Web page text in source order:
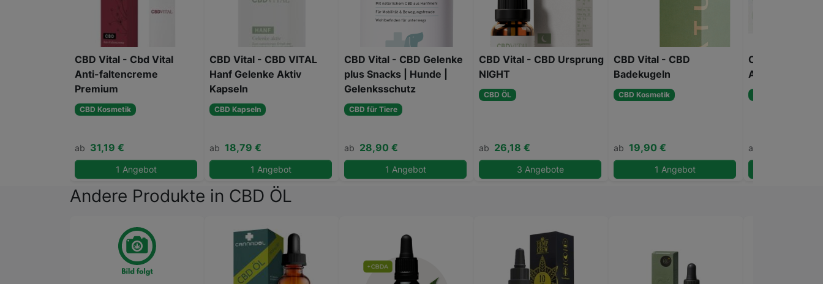
CBD Vital - Cbd Vital
Anti-faltencreme
Premium
CBD Kosmetik
ab 31,19 €
1 Angebot
CBD Vital - CBD VITAL
Hanf Gelenke Aktiv
Kapseln
CBD Kapseln
ab 18,79 €
1 Angebot
CBD Vital - CBD Gelenke
plus Snacks | Hunde |
Gelenksschutz
CBD für Tiere
ab 28,90 €
1 Angebot
CBD Vital - CBD Ursprung
NIGHT
CBD ÖL
ab 26,18 €
3 Angebote
CBD Vital - CBD
Badekugeln
CBD Kosmetik
ab 19,90 €
1 Angebot
CBD Vital -
Akutbalsam
ab
Andere Produkte in CBD ÖL